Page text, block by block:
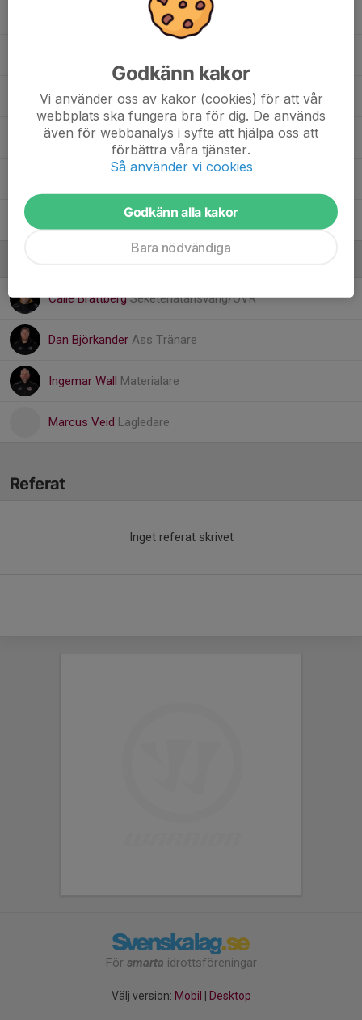
23. Elias Söderlund
27. Julian Henricson
35. Ludvig Sangré Brattberg
Calle BrattbergSeketeriatansvarig/OVR
Dan Björkander Ass Tränare
Ingemar Wall Materialare
Marcus Veid Lagledare
Referat
Inget referat skrivet
För smarta idrottsföreningar
Välj version: Mobil Desktop
Godkänn kakor
Vi använder oss av kakor (cookies) för att vår
webbplats ska fungera bra för dig. De används
även för webbanalys i syfte att hjälpa oss att
förbättra våra tjänster.
Så använder vi cookies
Godkänn alla kakor
Bara nödvändiga